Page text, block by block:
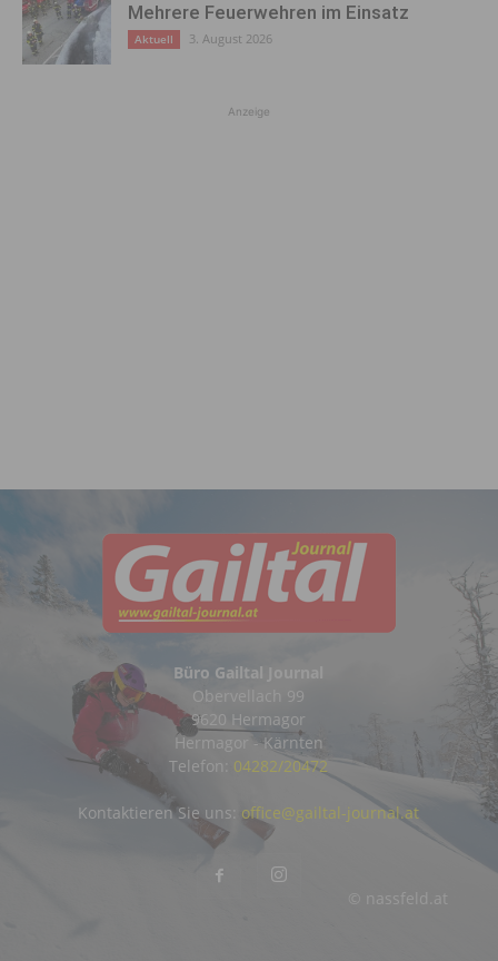
Mehrere Feuerwehren im Einsatz
Aktuell 3. August 2026
Anzeige
Büro Gailtal Journal
Obervellach 99
9620 Hermagor
Hermagor - Kärnten
Telefon: 04282/20472
© nassfeld.at
Kontaktieren Sie uns: office@gailtal-journal.at